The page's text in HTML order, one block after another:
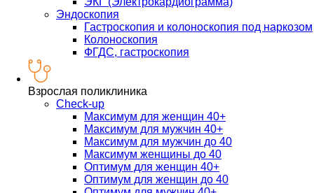
Эндоскопия
Гастроскопия и колоноскопия под наркозом
Колоноскопия
ФГДС, гастроскопия
Взрослая поликлиника
Check-up
Максимум для женщин 40+
Максимум для мужчин 40+
Максимум для мужчин до 40
Максимум женщины до 40
Оптимум для женщин 40+
Оптимум для женщин до 40